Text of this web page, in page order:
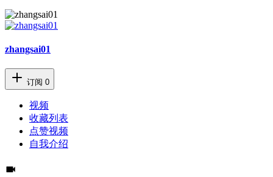
zhangsai01
订阅 0
视频
收藏列表
点赞视频
自我介绍